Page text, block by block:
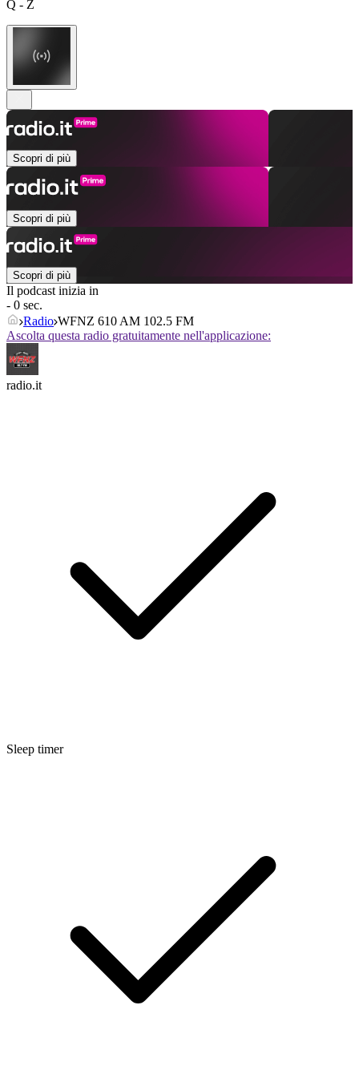
Q - Z
Scopri di più
Scopri di più
Scopri di più
Il podcast inizia in
- 0 sec.
Radio WFNZ 610 AM 102.5 FM
Ascolta questa radio gratuitamente nell'applicazione:
radio.it
Sleep timer